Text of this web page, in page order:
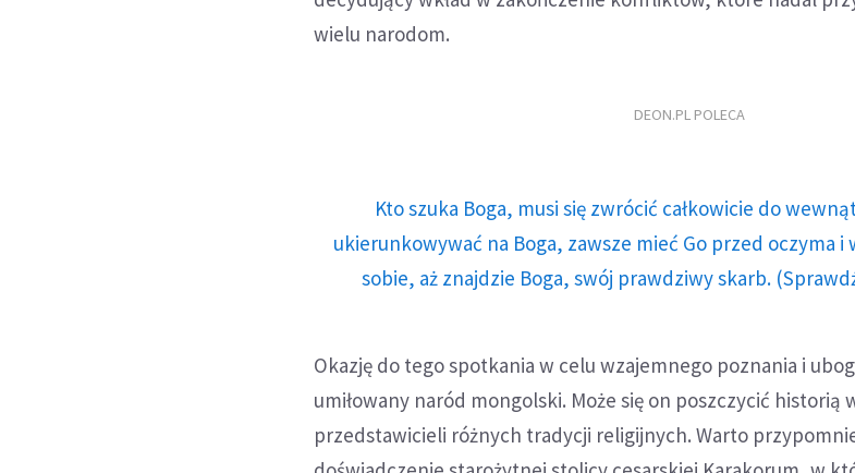
wielu narodom.
DEON.PL POLECA
Kto szuka Boga, musi się zwrócić całkowicie do
ukierunkowywać na Boga, zawsze mieć Go przed oczyma
sobie, aż znajdzie Boga, swój prawdziwy skarb.
Okazję do tego spotkania w celu wzajemnego poznania i
umiłowany naród mongolski. Może się on poszczycić historią
przedstawicieli różnych tradycji religijnych. Warto